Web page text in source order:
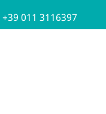
+39 011 3116397